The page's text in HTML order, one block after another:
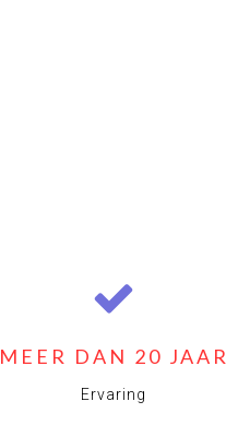
MEER DAN 20 JAAR
Ervaring